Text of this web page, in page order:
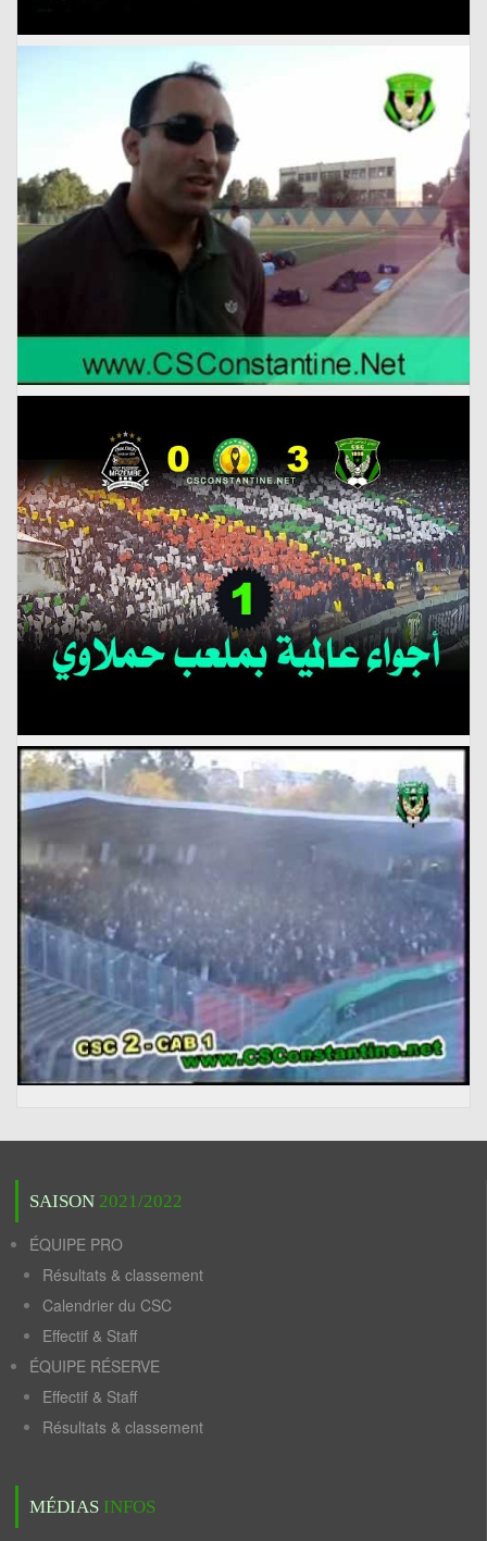
SAISON 2021/2022
ÉQUIPE PRO
Résultats & classement
Calendrier du CSC
Effectif & Staff
ÉQUIPE RÉSERVE
Effectif & Staff
Résultats & classement
MÉDIAS INFOS